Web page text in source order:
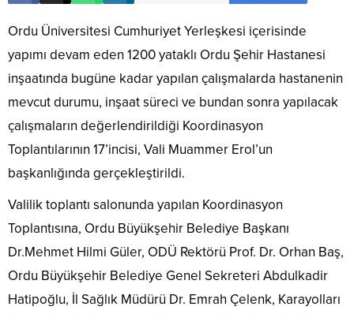
Ordu Üniversitesi Cumhuriyet Yerleşkesi içerisinde
yapımı devam eden 1200 yataklı Ordu Şehir Hastanesi
inşaatında bugüne kadar yapılan çalışmalarda hastanenin
mevcut durumu, inşaat süreci ve bundan sonra yapılacak
çalışmaların değerlendirildiği Koordinasyon
Toplantılarının 17’incisi, Vali Muammer Erol’un
başkanlığında gerçekleştirildi.
Valilik toplantı salonunda yapılan Koordinasyon
Toplantısına, Ordu Büyükşehir Belediye Başkanı
Dr.Mehmet Hilmi Güler, ODÜ Rektörü Prof. Dr. Orhan Baş,
Ordu Büyükşehir Belediye Genel Sekreteri Abdulkadir
Hatipoğlu, İl Sağlık Müdürü Dr. Emrah Çelenk, Karayolları